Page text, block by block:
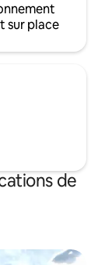
sur place
de